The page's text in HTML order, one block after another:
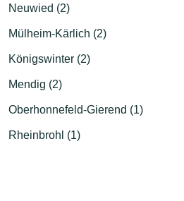
Neuwied (2)
Mülheim-Kärlich (2)
Königswinter (2)
Mendig (2)
Oberhonnefeld-Gierend (1)
Rheinbrohl (1)